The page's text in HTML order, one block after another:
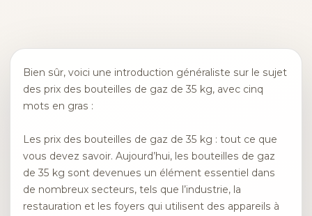
Bien sûr, voici une introduction généraliste sur le sujet
des prix des bouteilles de gaz de 35 kg, avec cinq
mots en gras :
Les prix des bouteilles de gaz de 35 kg : tout ce que
vous devez savoir. Aujourd’hui, les bouteilles de gaz
de 35 kg sont devenues un élément essentiel dans
de nombreux secteurs, tels que l’industrie, la
restauration et les foyers qui utilisent des appareils à